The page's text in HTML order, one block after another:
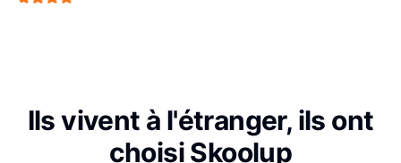
Ils vivent à l'étranger, ils ont
choisi Skoolup